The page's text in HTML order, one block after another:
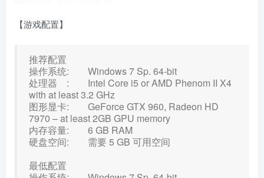
【游戏配置】
推荐配置
操作系统: Windows 7 Sp. 64-bit
处理器 : Intel Core i5 or AMD Phenom II X4
with at least 3.2 GHz
图形显卡: GeForce GTX 960, Radeon HD
7970 – at least 2GB GPU memory
内存容量: 6 GB RAM
硬盘空间: 需要 5 GB 可用空间
最低配置